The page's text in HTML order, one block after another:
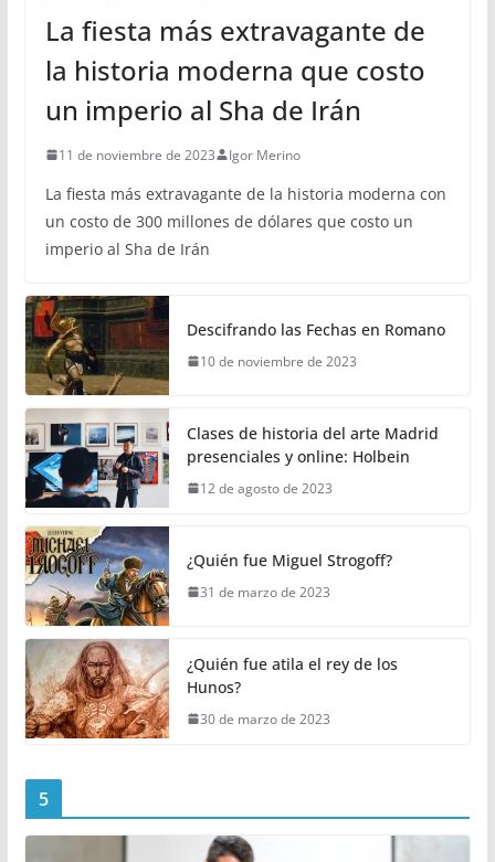
La fiesta más extravagante de
la historia moderna que costo
un imperio al Sha de Irán
11 de noviembre de 2023 Igor Merino
La fiesta más extravagante de la historia moderna con
un costo de 300 millones de dólares que costo un
imperio al Sha de Irán
Descifrando las Fechas en Romano
10 de noviembre de 2023
Clases de historia del arte Madrid
presenciales y online: Holbein
12 de agosto de 2023
¿Quién fue Miguel Strogoff?
31 de marzo de 2023
¿Quién fue atila el rey de los
Hunos?
30 de marzo de 2023
5